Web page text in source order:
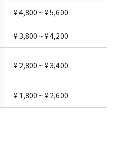
¥ 4,800 ~ ¥ 5,600
¥ 3,800 ~ ¥ 4,200
¥ 2,800 ~ ¥ 3,400
¥ 1,800 ~ ¥ 2,600